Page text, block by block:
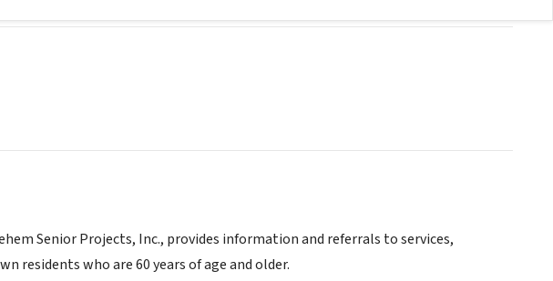
Senior Projects, Inc., provides information and referrals to services,
residents who are 60 years of age and older.